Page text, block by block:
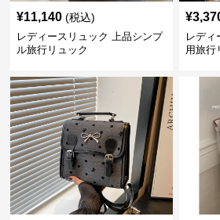
¥11,140 (税込)
レディースリュック 上品シンプ
ル旅行リュック
¥
レディ
用旅行